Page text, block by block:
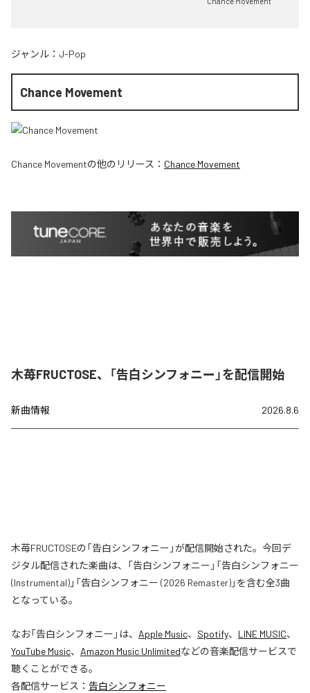
ジャンル： J-Pop
Chance Movement
Chance Movementの他のリリース： Chance Movement
木苺FRUCTOSE、「告白シンフォニー」を配信開始
新曲情報 2026.8.6
木苺FRUCTOSEの「告白シンフォニー」が配信開始された。今回デ
ジタル配信された楽曲は、「告白シンフォニー」「告白シンフォニー
(Instrumental)」「告白シンフォニー (2026 Remaster)」を含む全3曲
となっている。
なお「告白シンフォニー 」は、 Apple Music、 Spotify、 LINE MUSIC、
YouTube Music、 Amazon Music Unlimitedなどの音楽配信サービスで
聴くことができる。
各配信サービス： 告白シンフォニー